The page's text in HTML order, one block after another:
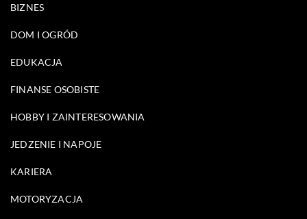
BIZNES
DOM I OGRÓD
EDUKACJA
FINANSE OSOBISTE
HOBBY I ZAINTERESOWANIA
JEDZENIE I NAPOJE
KARIERA
MOTORYZACJA